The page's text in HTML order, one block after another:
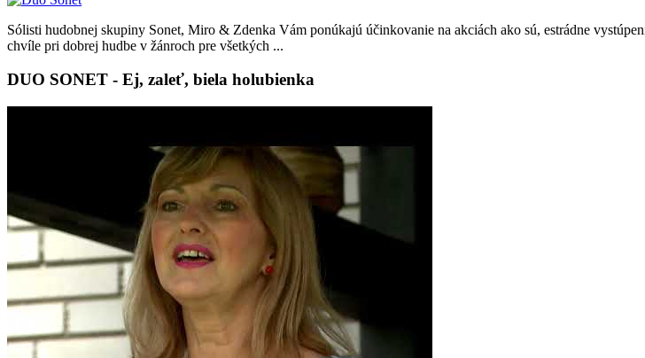
Sólisti hudobnej skupiny Sonet, Miro & Zdenka Vám ponúkajú účinkovanie na akciách ako sú, estrádne
chvíle pri dobrej hudbe v žánroch pre všetkých ...
DUO SONET - Ej, zaleť, biela holubienka